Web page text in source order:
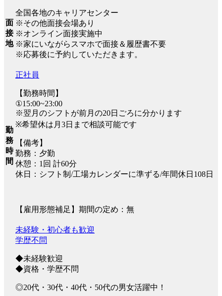
面
接
地
全国各地のキャリアセンター
※その他面接会場あり
※オンライン面接実施中
※家にいながらスマホで面接＆履歴書不要
※応募後に予約していただきます。
勤
務
時
間
正社員
【勤務時間】
①15:00~23:00
※翌月のシフトが前月の20日ごろに分かります
※希望休は月3日まで相談可能です
【備考】
勤務：夕勤
休憩：1回 計60分
休日：シフト制/工場カレンダーに準ずる/年間休日108日
【雇用形態補足】期間の定め：無
未経験・初心者も歓迎
学歴不問
◆未経験歓迎
◆資格・学歴不問
◎20代・30代・40代・50代の男女活躍中！